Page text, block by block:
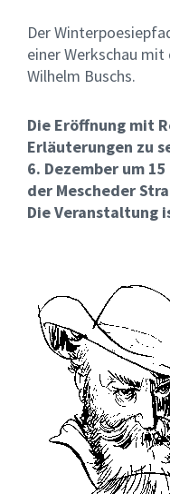
Der
einer Werkschau
Wilhelm Buschs.
Die Eröffnung mit
Erläuterungen zu
6. Dezember um
der Mescheder
Die Veranstaltung